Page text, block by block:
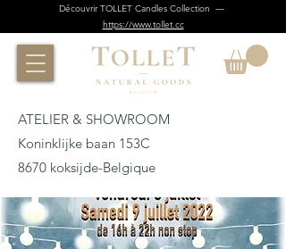
Découvrir TOLLET Candles Collection —
https://www.tollet.cc
ATELIER & SHOWROOM
Koninklijke baan 153C
8670 koksijde-Belgique